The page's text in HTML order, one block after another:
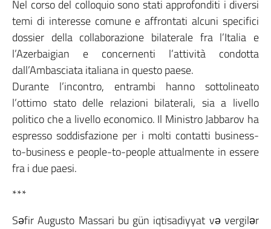
Nel corso del colloquio sono stati approfonditi i diversi
temi di interesse comune e affrontati alcuni specifici
dossier della collaborazione bilaterale fra l’Italia e
l’Azerbaigian e concernenti l’attività condotta
dall’Ambasciata italiana in questo paese.
Durante l’incontro, entrambi hanno sottolineato
l’ottimo stato delle relazioni bilaterali, sia a livello
politico che a livello economico. Il Ministro Jabbarov ha
espresso soddisfazione per i molti contatti business-
to-business e people-to-people attualmente in essere
fra i due paesi.
***
Səfir Augusto Massari bu gün iqtisadiyyat və vergilər